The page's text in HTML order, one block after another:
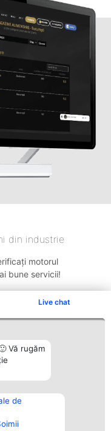
Live chat
Vă rugăm
de
din industrie
motorul
bune servicii!
Contact